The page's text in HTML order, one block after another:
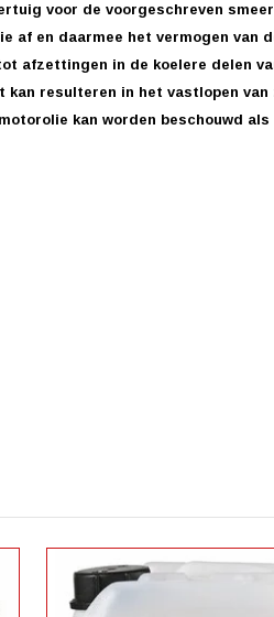
voor de voorgeschreven
af en daarmee het vermogen
afzettingen in de koelere delen
resulteren in het vastlopen
kan worden beschouwd